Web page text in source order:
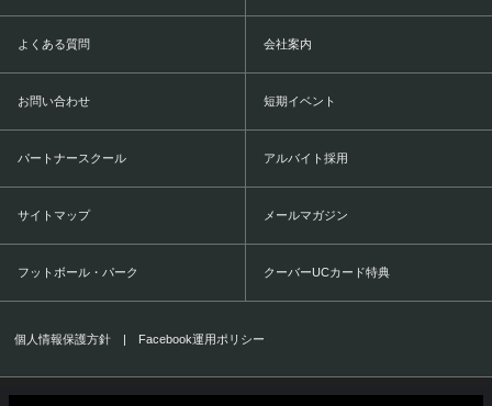
よくある質問 会社案内
お問い合わせ 短期イベント
パートナースクール アルバイト採用
サイトマップ メールマガジン
フットボール・パーク クーバーUCカード特典
個人情報保護方針 | Facebook運用ポリシー